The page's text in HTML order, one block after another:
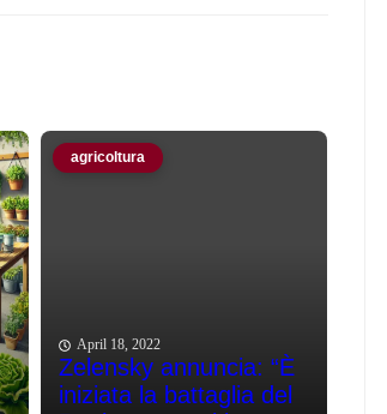
agricoltura
April 18, 2022
Zelensky annuncia: “È
iniziata la battaglia del